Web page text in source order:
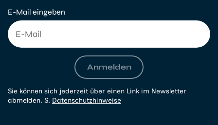
E-Mail eingeben
Anmelden
Sie können sich jederzeit über einen Link im Newsletter
abmelden. S. Datenschutzhinweise